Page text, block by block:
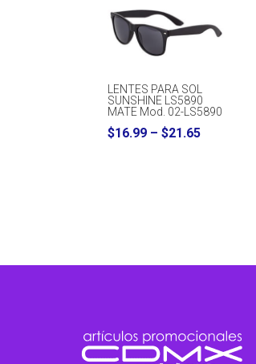
LENTES PARA SOL
SUNSHINE LS5890
MATE Mod. 02-LS5890
$16.99 – $21.65Price